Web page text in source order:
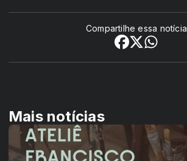
Compartilhe essa notícia
Mais notícias